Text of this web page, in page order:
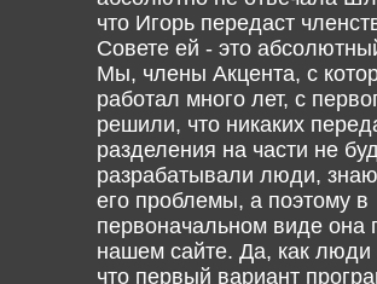
что Игорь передаст
Совете ей - это
Мы, члены Акцента, с
работал много лет, с
решили, что никаких
разделения на части не
разрабатывали люди,
его проблемы, а поэтому в
первоначальном виде она
нашем сайте. Да, как
что первый вариант